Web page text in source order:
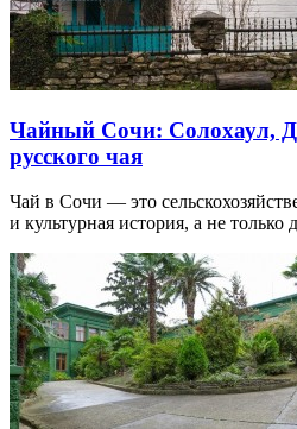
Чайный Сочи: Солохаул,
русского чая
Чай в Сочи — это
и культурная история, а не только